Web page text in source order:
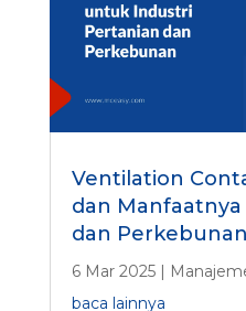
Ventilation
dan
dan Perkebunan
6 Mar 2025|
baca lainnya